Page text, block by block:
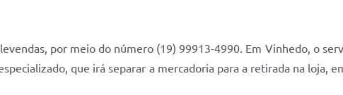
por meio do número (19) 99913-4990. Em Vinhedo, o
que irá separar a mercadoria para a retirada na loja,